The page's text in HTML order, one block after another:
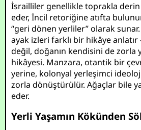
İsrailliler genellikle toprakla
eder, İncil retoriğine atıfta
“geri dönen yerliler” olarak
ayak izleri farklı bir hikâye
değil, doğanın kendisini de zorla
hikâyesi. Manzara, otantik bir
yerine, kolonyal yerleşimci
zorla dönüştürülür. Ağaçlar bile
eder.
Yerli Yaşamın Kökünden